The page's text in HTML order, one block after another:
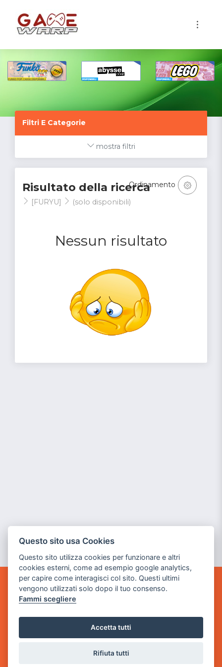
Filtri E Categorie
mostra filtri
Risultato della ricerca
[FURYU] (solo disponibili)
Nessun risultato
Ordinamento
GAME WARP
BY POWER GAME SRL
via Villaggio dei Platani, 3
Questo sito usa Cookies
Questo sito utilizza cookies per funzionare e altri
cookies esterni, come ad esempio google analytics,
per capire come interagisci col sito. Questi ultimi
vengono utilizzati solo dopo il tuo consenso.
Fammi scegliere
Accetta tutti
Rifiuta tutti